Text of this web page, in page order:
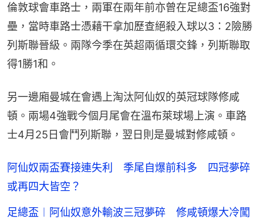
倫敦球會車路士，兩軍在兩年前亦曾在足總盃16強對
壘，當時車路士憑藉干拿加歷查絕殺入球以3：2險勝
列斯聯晉級。兩隊今季在英超兩循環交鋒，列斯聯取
得1勝1和。
另一邊廂曼城在會遇上淘汰阿仙奴的英冠球隊修咸
頓。兩場4強戰今個月尾會在溫布萊球場上演。車路
士4月25日會鬥列斯聯，翌日則是曼城對修咸頓。
阿仙奴兩盃賽接連失利 季尾自爆前科多 四冠夢碎
或再四大皆空？
足總盃︱阿仙奴意外輸波三冠夢碎 修咸頓爆大冷闖